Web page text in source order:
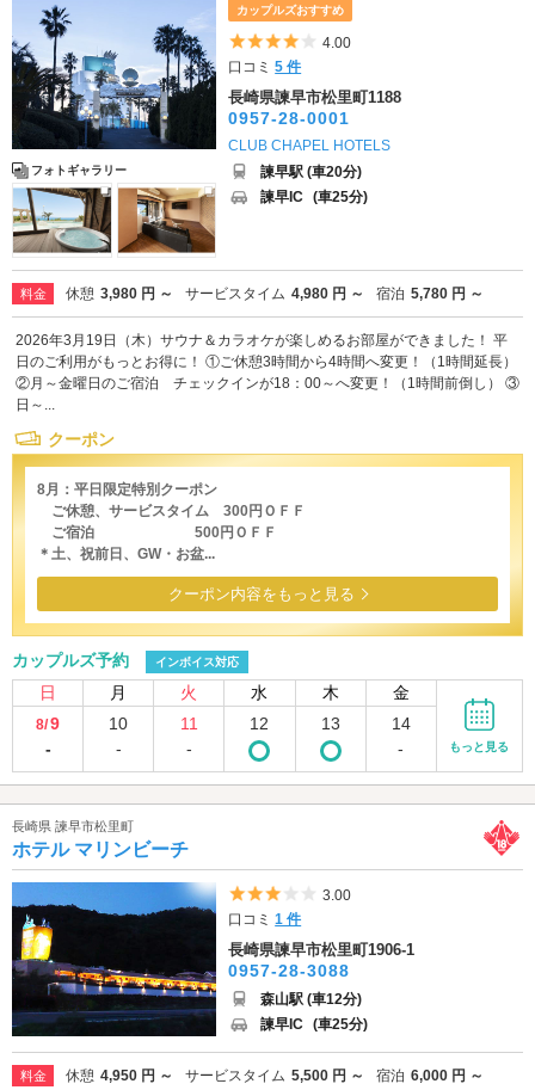
フォトギャラリー
カップルズおすすめ
5つ星のうち4
4.00
口コミ5 件
長崎県諫早市松里町1188
0957-28-0001
CLUB CHAPEL HOTELS
諫早駅 (車20分)
諫早IC (車25分)
料金 休憩 3,980 円 ～ サービスタイム 4,980 円 ～ 宿泊 5,780 円 ～
2026年3月19日（木）サウナ＆カラオケが楽しめるお部屋ができました！ 平
日のご利用がもっとお得に！ ①ご休憩3時間から4時間へ変更！（1時間延長）
②月～金曜日のご宿泊 チェックインが18：00～へ変更！（1時間前倒し） ③
日～...
クーポン
8月：平日限定特別クーポン
ご休憩、サービスタイム 300円ＯＦＦ
ご宿泊 500円ＯＦＦ
＊土、祝前日、GW・お盆...
クーポン内容をもっと見る
カップルズ予約 インボイス対応
日 月 火 水 木 金
8/9
-
10
-
11
-
12 13
14
-
もっと見る
長崎県 諫早市松里町
ホテル マリンビーチ
5つ星のうち3
3.00
口コミ1 件
長崎県諫早市松里町1906-1
0957-28-3088
森山駅 (車12分)
諫早IC (車25分)
料金 休憩 4,950 円 ～ サービスタイム 5,500 円 ～ 宿泊 6,000 円 ～